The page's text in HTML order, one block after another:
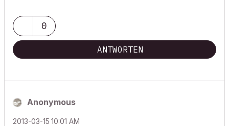
0
ANTWORTEN
Anonymous
‎2013-03-15 10:01 AM